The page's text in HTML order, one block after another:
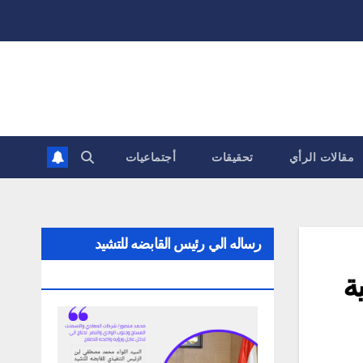
مقالات الرأي تحقيقات أجتماعيات
رساله الي رئيس القابضه للتشيد